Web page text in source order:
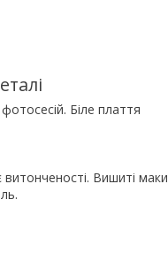
Біле плаття
Вишиті маки